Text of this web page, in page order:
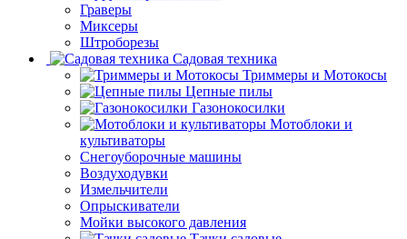
Граверы
Миксеры
Штроборезы
Садовая техника
Триммеры и Мотокосы
Цепные пилы
Газонокосилки
Мотоблоки и
культиваторы
Снегоуборочные машины
Воздуходувки
Измельчители
Опрыскиватели
Мойки высокого давления